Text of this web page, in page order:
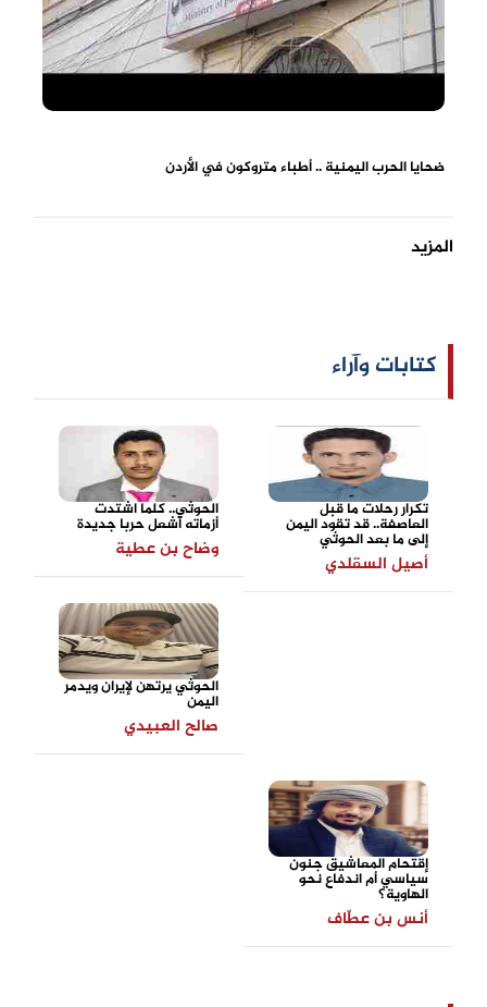
ضحايا الحرب اليمنية .. أطباء متروكون في الأردن
المزيد
كتابات وآراء
تكرار رحلات ما قبل
العاصفة.. قد تقود اليمن
إلى ما بعد الحوثي
أصيل السقلدي
الحوثي.. كلما اشتدت
أزماته أشعل حربا جديدة
وضاح بن عطية
الحوثي يرتهن لإيران ويدمر
اليمن
صالح العبيدي
إقتحام المعاشيق جنون
سياسي أم اندفاع نحو
الهاوية؟
أنس بن عطّاف